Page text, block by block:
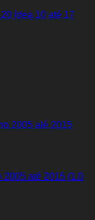
Idea 10 até 17
2005 até 2015 (1.0